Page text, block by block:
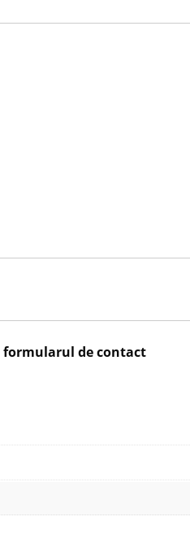
formularul de contact